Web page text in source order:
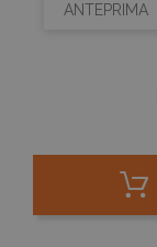
ANTEPRIMA